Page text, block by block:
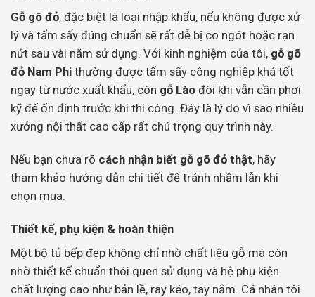
Gỗ gõ đỏ, đặc biệt là loại nhập khẩu, nếu không được xử
lý và tẩm sấy đúng chuẩn sẽ rất dễ bị co ngót hoặc rạn
nứt sau vài năm sử dụng. Với kinh nghiệm của tôi, gỗ gõ
đỏ Nam Phi thường được tẩm sấy công nghiệp khá tốt
ngay từ nước xuất khẩu, còn gỗ Lào đôi khi vẫn cần phơi
kỹ để ổn định trước khi thi công. Đây là lý do vì sao nhiều
xưởng nội thất cao cấp rất chú trọng quy trình này.
Nếu bạn chưa rõ cách nhận biết gỗ gõ đỏ thật, hãy
tham khảo hướng dẫn chi tiết để tránh nhầm lẫn khi
chọn mua.
Thiết kế, phụ kiện & hoàn thiện
Một bộ tủ bếp đẹp không chỉ nhờ chất liệu gỗ mà còn
nhờ thiết kế chuẩn thói quen sử dụng và hệ phụ kiện
chất lượng cao như bản lề, ray kéo, tay nắm. Cá nhân tôi